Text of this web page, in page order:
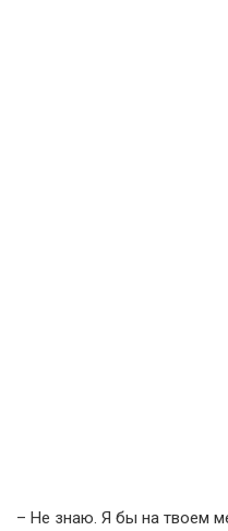
– Не знаю. Я бы на твоем